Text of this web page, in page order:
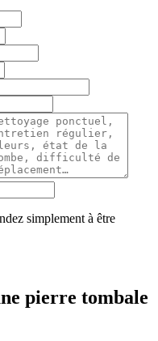
simplement à être
pierre tombale